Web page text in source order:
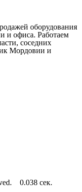
оборудования
и офиса. Работаем
соседних
Мордовии и
0.038 сек.